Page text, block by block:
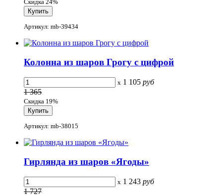
Скидка 24%
Артикул: mb-39434
Колонна из шаров Грогу с цифрой
x 1 105 руб
1 365
Скидка 19%
Артикул: mb-38015
Гирлянда из шаров «Ягоды»
x 1 243 руб
1 727